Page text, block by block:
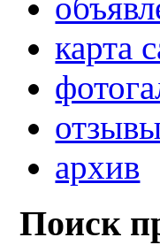
карта
архив
Поиск